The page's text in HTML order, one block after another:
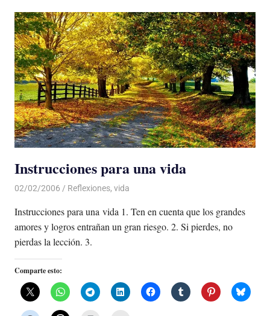
Instrucciones para una vida
02/02/2006 Luis Castellanos
Reflexiones, vida
Instrucciones para una vida 1. Ten en cuenta que los grandes
amores y logros entrañan un gran riesgo. 2. Si pierdes, no
pierdas la lección. 3.
Comparte esto: